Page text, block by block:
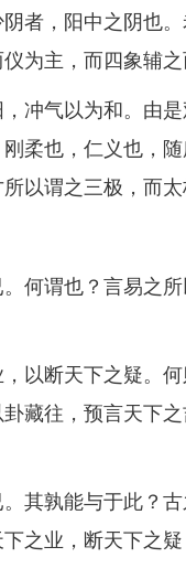
者，阳中之阴也
为主，而四象辅之
气以为和。由是
柔也，仁义也，
以谓之三极，而太
谓也？言易之所
断天下之疑。何
藏往，预言天下
孰能与于此？古
之业，断天下之